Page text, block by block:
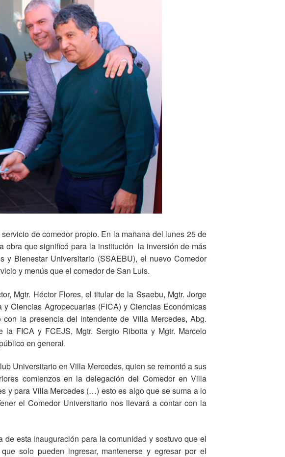
de comedor propio. En la mañana del lunes 25 de
obra que significó para la institución la inversión de más
Bienestar Universitario (SSAEBU), el nuevo Comedor
y menús que el comedor de San Luis.
Mgtr. Héctor Flores, el titular de la Ssaebu, Mgtr. Jorge
Ciencias Agropecuarias (FICA) y Ciencias Económicas
la presencia del intendente de Villa Mercedes, Abg.
FICA y FCEJS, Mgtr. Sergio Ribotta y Mgtr. Marcelo
en general.
Universitario en Villa Mercedes, quien se remontó a sus
comienzos en la delegación del Comedor en Villa
y para Villa Mercedes (…) esto es algo que se suma a lo
el Comedor Universitario nos llevará a contar con la
esta inauguración para la comunidad y sostuvo que el
solo pueden ingresar, mantenerse y egresar por el